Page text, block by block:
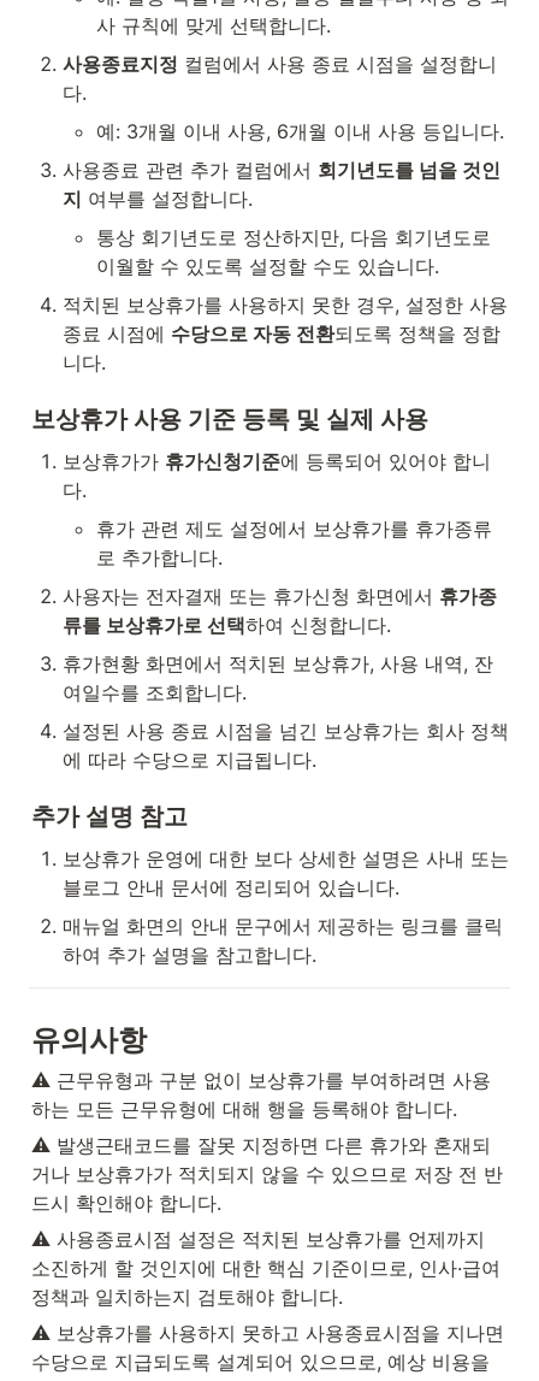
사 규칙에 맞게 선택합니다.
사용종료지정 컬럼에서 사용 종료 시점을 설정합니
다.
예: 3개월 이내 사용, 6개월 이내 사용 등입니다.
사용종료 관련 추가 컬럼에서 회기년도를 넘을 것인
지 여부를 설정합니다.
통상 회기년도로 정산하지만, 다음 회기년도로
이월할 수 있도록 설정할 수도 있습니다.
적치된 보상휴가를 사용하지 못한 경우, 설정한 사용
종료 시점에 수당으로 자동 전환되도록 정책을 정합
니다.
보상휴가 사용 기준 등록 및 실제 사용
보상휴가가 휴가신청기준에 등록되어 있어야 합니
다.
휴가 관련 제도 설정에서 보상휴가를 휴가종류
로 추가합니다.
사용자는 전자결재 또는 휴가신청 화면에서 휴가종
류를 보상휴가로 선택하여 신청합니다.
휴가현황 화면에서 적치된 보상휴가, 사용 내역, 잔
여일수를 조회합니다.
설정된 사용 종료 시점을 넘긴 보상휴가는 회사 정책
에 따라 수당으로 지급됩니다.
추가 설명 참고
보상휴가 운영에 대한 보다 상세한 설명은 사내 또는
블로그 안내 문서에 정리되어 있습니다.
매뉴얼 화면의 안내 문구에서 제공하는 링크를 클릭
하여 추가 설명을 참고합니다.
유의사항
⚠️ 근무유형과 구분 없이 보상휴가를 부여하려면 사용
하는 모든 근무유형에 대해 행을 등록해야 합니다.
⚠️ 발생근태코드를 잘못 지정하면 다른 휴가와 혼재되
거나 보상휴가가 적치되지 않을 수 있으므로 저장 전 반
드시 확인해야 합니다.
⚠️ 사용종료시점 설정은 적치된 보상휴가를 언제까지
소진하게 할 것인지에 대한 핵심 기준이므로, 인사·급여
정책과 일치하는지 검토해야 합니다.
⚠️ 보상휴가를 사용하지 못하고 사용종료시점을 지나면
수당으로 지급되도록 설계되어 있으므로, 예상 비용을